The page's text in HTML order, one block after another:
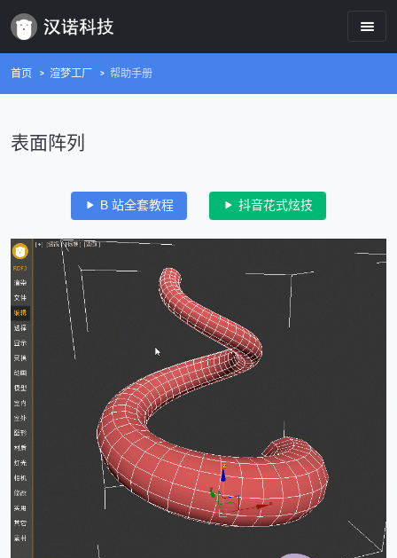
首页 渲梦工厂 帮助手册
表面阵列
B 站全套教程 抖音花式炫技